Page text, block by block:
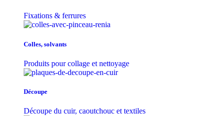
Fixations & ferrures
Colles, solvants
Produits pour collage et nettoyage
Découpe
Découpe du cuir, caoutchouc et textiles